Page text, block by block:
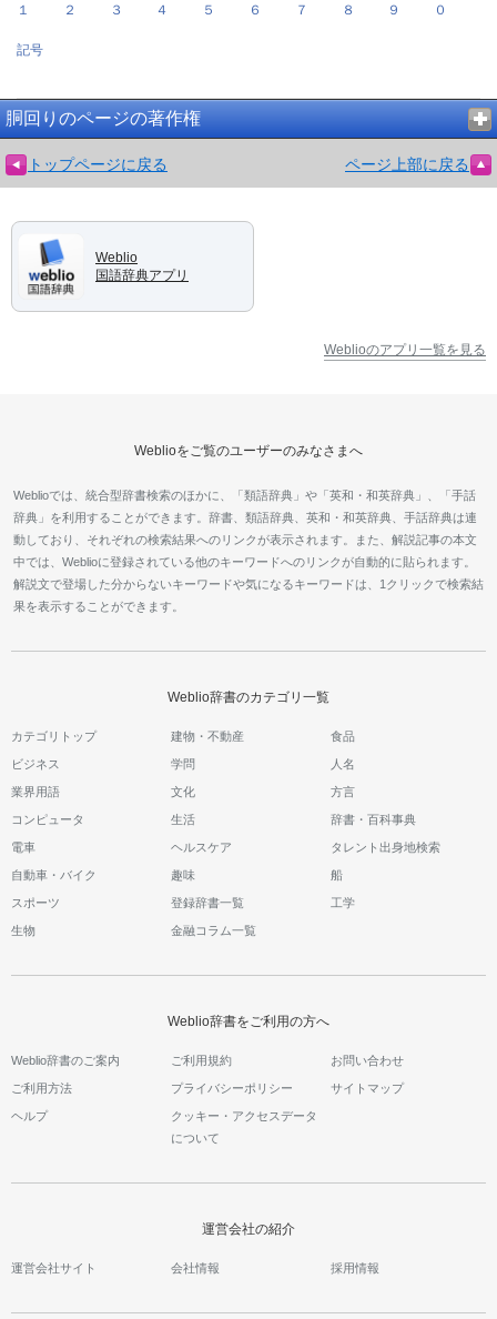
１ ２ ３ ４ ５ ６ ７ ８ ９ ０
記号
胴回りのページの著作権
トップページに戻る ページ上部に戻る
Weblio
国語辞典アプリ
Weblioのアプリ一覧を見る
Weblioをご覧のユーザーのみなさまへ
Weblioでは、統合型辞書検索のほかに、「類語辞典」や「英和・和英辞典」、「手話
辞典」を利用することができます。辞書、類語辞典、英和・和英辞典、手話辞典は連
動しており、それぞれの検索結果へのリンクが表示されます。また、解説記事の本文
中では、Weblioに登録されている他のキーワードへのリンクが自動的に貼られます。
解説文で登場した分からないキーワードや気になるキーワードは、1クリックで検索結
果を表示することができます。
Weblio辞書のカテゴリ一覧
カテゴリトップ 建物・不動産 食品
ビジネス 学問 人名
業界用語 文化 方言
コンピュータ 生活 辞書・百科事典
電車 ヘルスケア タレント出身地検索
自動車・バイク 趣味 船
スポーツ 登録辞書一覧 工学
生物 金融コラム一覧
Weblio辞書をご利用の方へ
Weblio辞書のご案内 ご利用規約 お問い合わせ
ご利用方法 プライバシーポリシー サイトマップ
ヘルプ
クッキー・アクセスデータ
について
運営会社の紹介
運営会社サイト 会社情報 採用情報